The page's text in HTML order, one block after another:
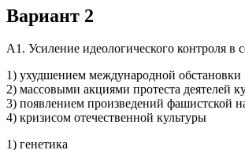
Вариант 2
А1. Усиление идеологического контроля в
1) ухудшением международной обстановки
2) массовыми акциями протеста деятелей
3) появлением произведений фашистской
4) кризисом отечественной культуры
1) генетика